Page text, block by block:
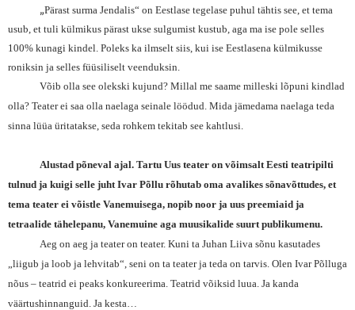
„Pärast surma Jendalis“ on Eestlase tegelase puhul tähtis see, et tema
usub, et tuli külmikus pärast ukse sulgumist kustub, aga ma ise pole selles
100% kunagi kindel. Poleks ka ilmselt siis, kui ise Eestlasena külmikusse
roniksin ja selles füüsiliselt veenduksin.
Võib olla see olekski kujund? Millal me saame milleski lõpuni kindlad
olla? Teater ei saa olla naelaga seinale löödud. Mida jämedama naelaga teda
sinna lüüa üritatakse, seda rohkem tekitab see kahtlusi.
Alustad põneval ajal. Tartu Uus teater on võimsalt Eesti teatripilti
tulnud ja kuigi selle juht Ivar Põllu rõhutab oma avalikes sõnavõttudes, et
tema teater ei võistle Vanemuisega, nopib noor ja uus preemiaid ja
tetraalide tähelepanu, Vanemuine aga muusikalide suurt publikumenu.
Aeg on aeg ja teater on teater. Kuni ta Juhan Liiva sõnu kasutades
„liigub ja loob ja lehvitab“, seni on ta teater ja teda on tarvis. Olen Ivar Põlluga
nõus – teatrid ei peaks konkureerima. Teatrid võiksid luua. Ja kanda
väärtushinnanguid. Ja kesta…